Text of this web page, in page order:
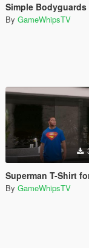
Simple Bodyguards Script (discontinued
By GameWhipsTV
Superman T-Shirt for
By GameWhipsTV